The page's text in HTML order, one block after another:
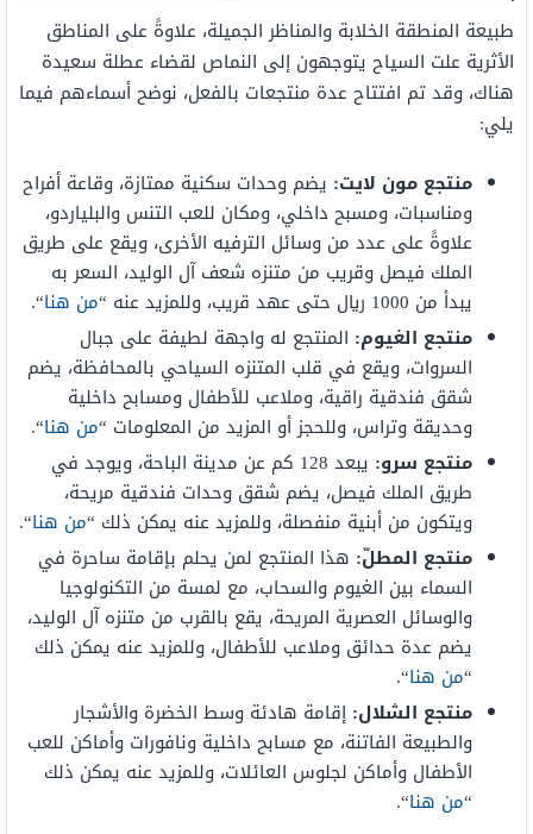
طبيعة المنطقة الخلابة والمناظر الجميلة، علاوةً على المناطق
الأثرية علت السياح يتوجهون إلى النماص لقضاء عطلة سعيدة
هناك، وقد تم افتتاح عدة منتجعات بالفعل، نوضح أسماءهم فيما
يلي:
منتجع مون لايت: يضم وحدات سكنية ممتازة، وقاعة أفراح
ومناسبات، ومسبح داخلي، ومكان للعب التنس والبلياردو،
علاوةً على عدد من وسائل الترفيه الأخرى، ويقع على طريق
الملك فيصل وقريب من متنزه شعف آل الوليد، السعر به
يبدأ من 1000 ريال حتى عهد قريب، وللمزيد عنه “
من هنا“.
منتجع الغيوم: المنتجع له واجهة لطيفة على جبال
السروات، ويقع في قلب المتنزه السياحي بالمحافظة، يضم
شقق فندقية راقية، وملاعب للأطفال ومسابح داخلية
وحديقة وتراس، وللحجز أو المزيد من المعلومات “من هنا“.
منتجع سرو:
يبعد 128 كم عن مدينة الباحة، ويوجد في
طريق الملك فيصل، يضم شقق وحدات فندقية مريحة،
ويتكون من أبنية منفصلة، وللمزيد عنه يمكن ذلك “من هنا“.
منتجع المطلّ: هذا المنتجع لمن يحلم بإقامة ساحرة في
السماء بين الغيوم والسحاب، مع لمسة من التكنولوجيا
والوسائل العصرية المريحة، يقع بالقرب من متنزه آل الوليد،
يضم عدة حدائق وملاعب للأطفال، وللمزيد عنه يمكن ذلك
“من هنا“.
منتجع الشلال: إقامة هادئة وسط الخضرة والأشجار
والطبيعة الفاتنة، مع مسابح داخلية ونافورات وأماكن للعب
الأطفال وأماكن لجلوس العائلات، وللمزيد عنه يمكن ذلك
“من هنا“.